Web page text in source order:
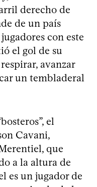
derecho de
de un país
con este
el gol de su
avanzar
un tembladeral
el
Cavani,
que
a la altura de
es un jugador de